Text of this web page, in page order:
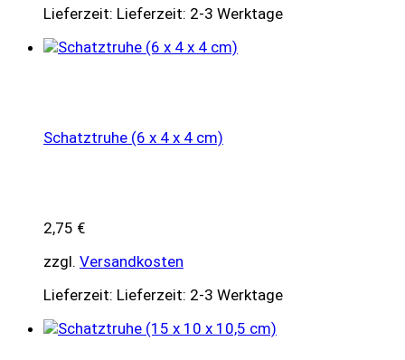
Lieferzeit: Lieferzeit: 2-3 Werktage
Schatztruhe (6 x 4 x 4 cm)
2,75 €
zzgl. Versandkosten
Lieferzeit: Lieferzeit: 2-3 Werktage